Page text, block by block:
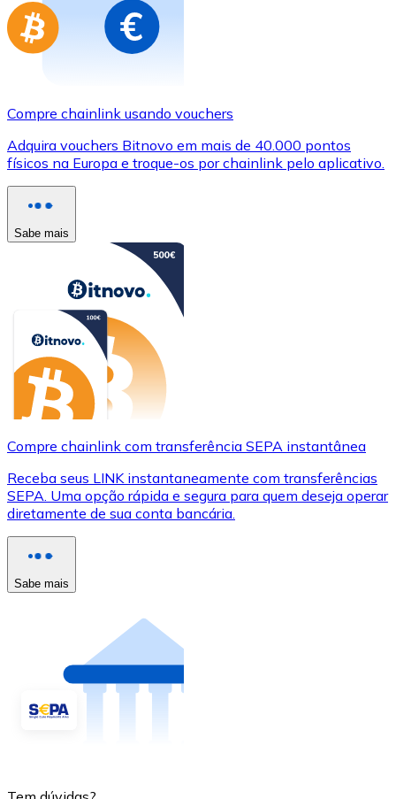
Compre chainlink usando vouchers
Adquira vouchers Bitnovo em mais de 40.000 pontos
físicos na Europa e troque-os por chainlink pelo aplicativo.
Sabe mais
Compre chainlink com transferência SEPA instantânea
Receba seus LINK instantaneamente com transferências
SEPA. Uma opção rápida e segura para quem deseja operar
diretamente de sua conta bancária.
Sabe mais